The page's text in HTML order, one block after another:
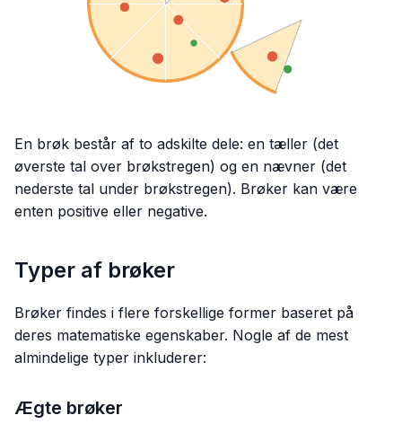
En brøk består af to adskilte dele: en tæller (det
øverste tal over brøkstregen) og en nævner (det
nederste tal under brøkstregen). Brøker kan være
enten positive eller negative.
Typer af brøker
Brøker findes i flere forskellige former baseret på
deres matematiske egenskaber. Nogle af de mest
almindelige typer inkluderer:
Ægte brøker